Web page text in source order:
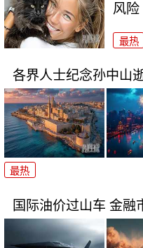
风险
最热
各界人士纪念孙中山
最热
国际油价过山车 金融